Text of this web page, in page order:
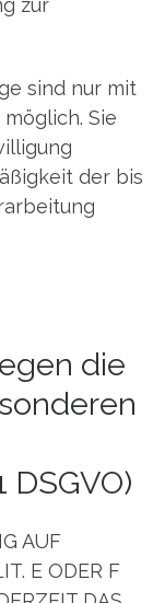
zur
sind nur mit
Sie
der bis
die
DSGVO)
AUF
E ODER F